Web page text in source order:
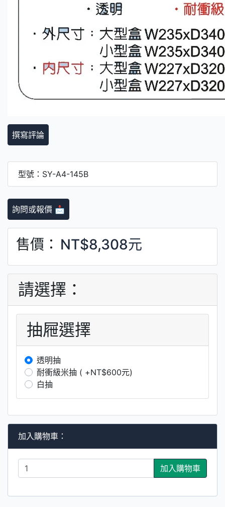
撰寫評論
型號：SY-A4-145B
詢問或報價 📩
售價： NT$8,308元
請選擇：
抽屜選擇
透明抽
耐衝級米抽 ( +NT$600元)
白抽
加入購物車：
加入購物車